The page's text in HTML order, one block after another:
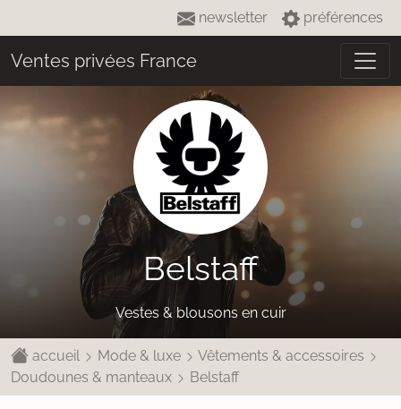
newsletter préférences
Ventes privées France
Belstaff
Vestes & blousons en cuir
accueil Mode & luxe
Vêtements & accessoires
Doudounes & manteaux
Belstaff